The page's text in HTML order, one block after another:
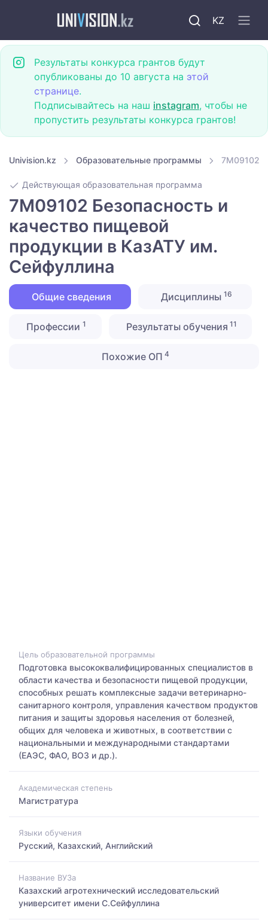
KZ
Результаты конкурса грантов будут
опубликованы до 10 августа на этой
странице.
Подписывайтесь на наш instagram, чтобы не
пропустить результаты конкурса грантов!
Univision.kz Образовательные программы 7M09102
Действующая образовательная программа
7M09102 Безопасность и
качество пищевой
продукции в КазАТУ им.
Сейфуллина
Общие сведения Дисциплины 16
Профессии1 Результаты обучения 11
Похожие ОП 4
Цель образовательной программы
Подготовка высококвалифицированных специалистов в
области качества и безопасности пищевой продукции,
способных решать комплексные задачи ветеринарно-
санитарного контроля, управления качеством продуктов
питания и защиты здоровья населения от болезней,
общих для человека и животных, в соответствии с
национальными и международными стандартами
(ЕАЭС, ФАО, ВОЗ и др.).
Академическая степень
Магистратура
Языки обучения
Русский, Казахский, Английский
Название ВУЗа
Казахский агротехнический исследовательский
университет имени С.Сейфуллина